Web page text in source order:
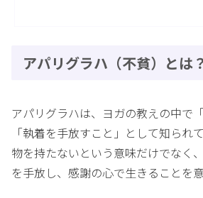
アパリグラハ（不貧）とは？
アパリグラハは、ヨガの教えの中で
「執着を手放すこと」として知られ
物を持たないという意味だけでなく
を手放し、感謝の心で生きることを意